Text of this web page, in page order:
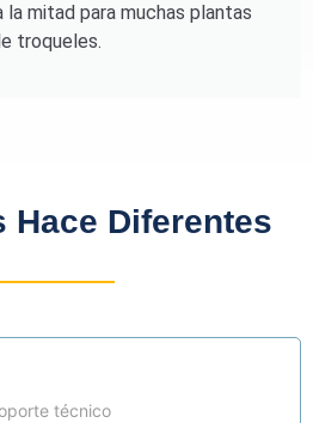
mitad para muchas plantas
troqueles.
Hace Diferentes
técnico